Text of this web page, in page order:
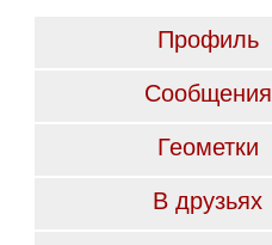
Профиль
Сообщения
Геометки
В друзьях